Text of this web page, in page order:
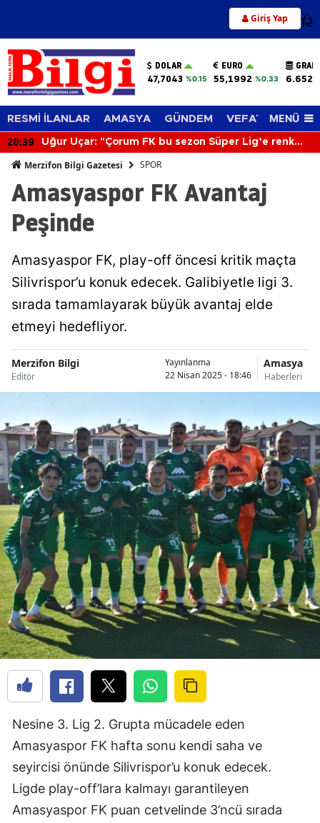
Giriş Yap 12
DOLAR
47,7043 %0.15
EURO
55,1992 %0.33
RESMİ İLANLAR AMASYA GÜNDEM VEFAT EDENLER
MENÜ
20:39
Uğur Uçar: "Çorum FK bu sezon Süper Lig’e renk
Merzifon Bilgi Gazetesi SPOR
Amasyaspor FK Avantaj
Peşinde
Amasyaspor FK, play-off öncesi kritik maçta
Silivrispor’u konuk edecek. Galibiyetle ligi 3.
sırada tamamlayarak büyük avantaj elde
etmeyi hedefliyor.
Merzifon Bilgi
Editör
Yayınlanma
22 Nisan 2025 - 18:46
Amasya
Haberleri
Nesine 3. Lig 2. Grupta mücadele eden
Amasyaspor FK hafta sonu kendi saha ve
seyircisi önünde Silivrispor’u konuk edecek.
Ligde play-off’lara kalmayı garantileyen
Amasyaspor FK puan cetvelinde 3’ncü sırada